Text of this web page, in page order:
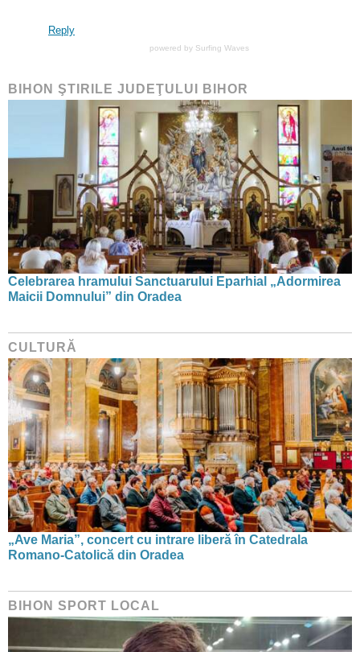
Reply
powered by Surfing Waves
BIHON ŞTIRILE JUDEŢULUI BIHOR
Celebrarea hramului Sanctuarului Eparhial „Adormirea
Maicii Domnului” din Oradea
CULTURĂ
„Ave Maria”, concert cu intrare liberă în Catedrala
Romano-Catolică din Oradea
BIHON SPORT LOCAL